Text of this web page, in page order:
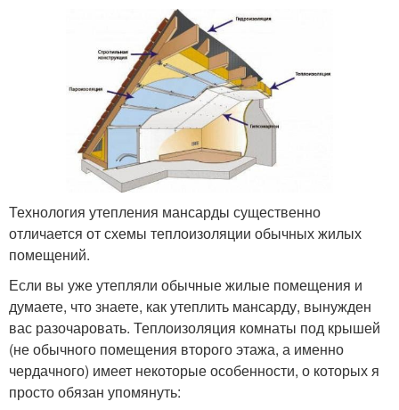
Технология утепления мансарды существенно
отличается от схемы теплоизоляции обычных жилых
помещений.
Если вы уже утепляли обычные жилые помещения и
думаете, что знаете, как утеплить мансарду, вынужден
вас разочаровать. Теплоизоляция комнаты под крышей
(не обычного помещения второго этажа, а именно
чердачного) имеет некоторые особенности, о которых я
просто обязан упомянуть: